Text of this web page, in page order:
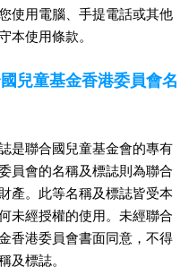
使用電腦、手提電話或其他
本使用條款。
兒童基金香港委員會名
是聯合國兒童基金會的專有
員會的名稱及標誌則為聯合
產。此等名稱及標誌皆受本
未經授權的使用。未經聯合
香港委員會書面同意，不得
及標誌。